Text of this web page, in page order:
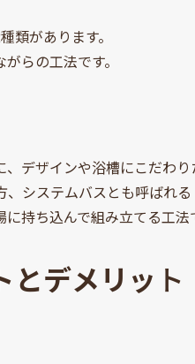
類があります。
らの工法です。
デザインや浴槽にこだわ
システムバスとも呼ばれ
持ち込んで組み立てる工法
とデメリッ ト